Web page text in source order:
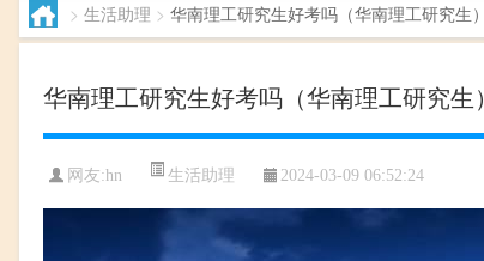
> 生活助理 > 华南理工研究生好考吗（华南理工研究生）
华南理工研究生好考吗（华南理工研究生）
网友:hn 生活助理 2024-03-09 06:52:24